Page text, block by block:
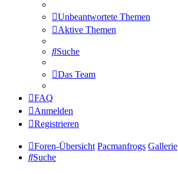
Unbeantwortete Themen
Aktive Themen
Suche
Das Team
FAQ
Anmelden
Registrieren
Foren-Übersicht Pacmanfrogs Gallerie
Suche